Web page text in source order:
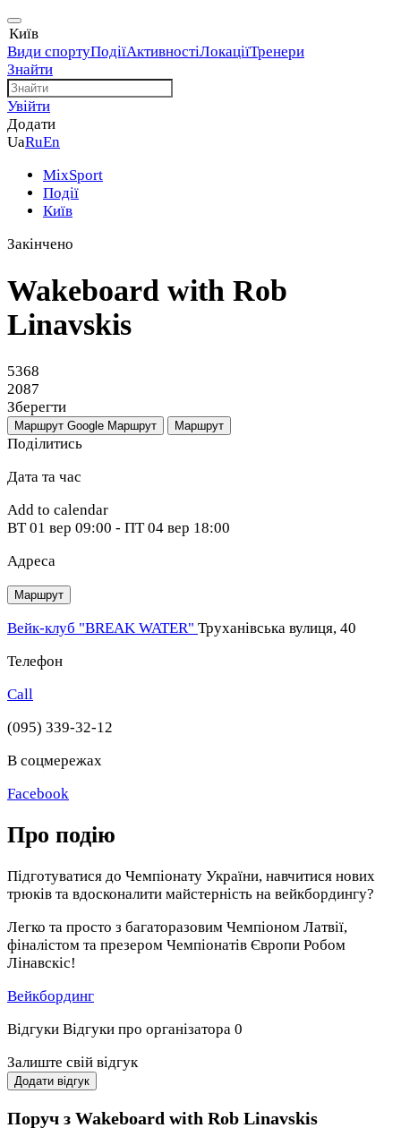
Київ
Види спортуПодіїАктивностіЛокаціїТренери
Знайти
Увійти
Додати
UaRuEn
MixSport
Події
Київ
Закінчено
Wakeboard with Rob
Linavskis
5368
2087
Зберегти
Маршрут Google Маршрут Маршрут
Поділитись
Дата та час
Add to calendar
ВТ 01 вер 09:00 - ПТ 04 вер 18:00
Адреса
Маршрут
Вейк-клуб "BREAK WATER" Труханівська вулиця, 40
Телефон
Call
(095) 339-32-12
В соцмережах
Facebook
Про подію
Підготуватися до Чемпіонату України, навчитися нових
трюків та вдосконалити майстерність на вейкбордингу?
Легко та просто з багаторазовим Чемпіоном Латвії,
фіналістом та презером Чемпіонатів Європи Робом
Лінавскіс!
Вейкбординг
Відгуки Відгуки про організатора 0
Залиште свій відгук
Додати відгук
Поруч з Wakeboard with Rob Linavskis